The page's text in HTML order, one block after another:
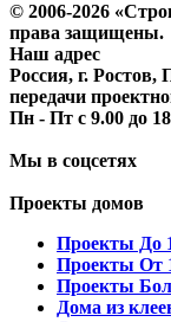
© 2006-2026
права защищены.
Наш адрес
Россия, г. Ростов,
передачи
Пн - Пт с 9.00 до
Мы в соцсетях
Проекты домов
Проекты До
Проекты От
Проекты
Дома из